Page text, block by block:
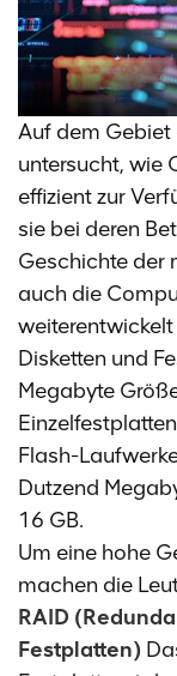
Auf dem
untersucht, wie
effizient zur
sie bei deren
Geschichte der
auch die
Disketten und
Megabyte
Flash-
Dutzend
16 GB.
Um eine hohe
machen die
RAID
Festplatten)